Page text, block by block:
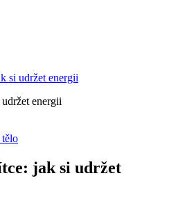
si udržet energii
tělo
jak si udržet